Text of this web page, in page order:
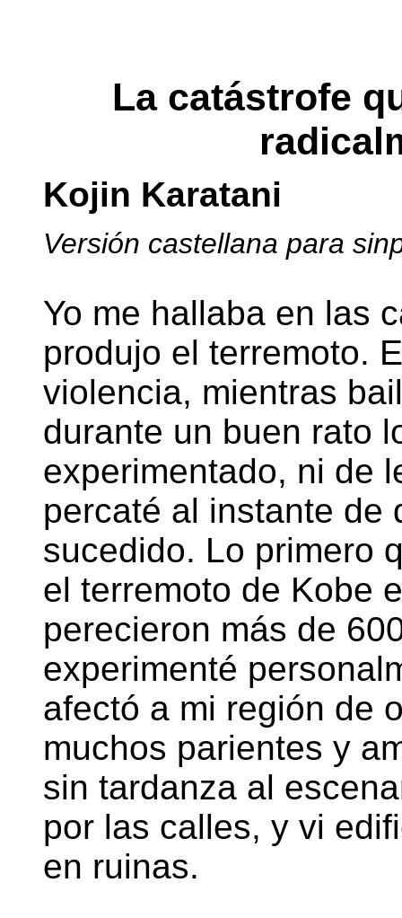
La catástrofe
Kojin Karatani
Versión castellana para
Yo me hallaba en las
produjo el terremoto.
violencia, mientras
durante un buen rato
experimentado, ni de
percaté al instante de
sucedido. Lo primero
el terremoto de Kobe
perecieron más de
experimenté
afectó a mi región de
muchos parientes y
sin tardanza al
por las calles, y vi
en ruinas.